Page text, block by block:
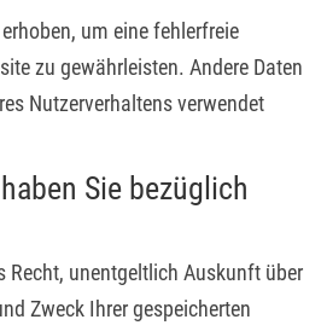
um eine fehlerfreie
zu gewährleisten. Andere Daten
Nutzerverhaltens verwendet
Sie bezüglich
Recht, unentgeltlich Auskunft über
Zweck Ihrer gespeicherten